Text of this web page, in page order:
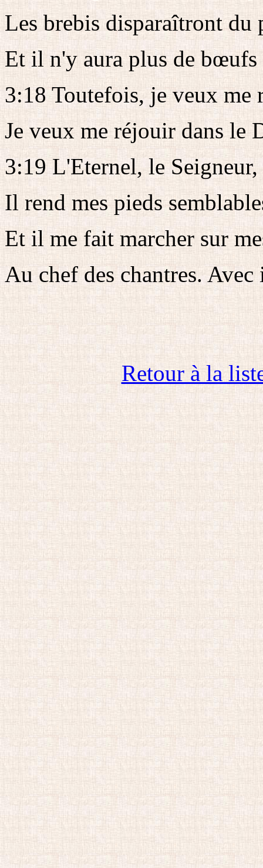
Les brebis disparaîtront du
Et il n'y aura plus de bœufs
3:18 Toutefois, je veux me
Je veux me réjouir dans le
3:19 L'Eternel, le
Il rend mes pieds
Et il me fait marcher sur
Au chef des chantres. Avec
Retour à la